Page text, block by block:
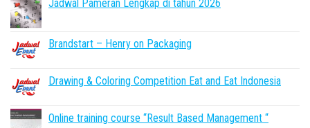
Jadwal Pameran Lengkap di tahun 2026
Brandstart – Henry on Packaging
Drawing & Coloring Competition Eat and Eat Indonesia
Online training course “Result Based Management “